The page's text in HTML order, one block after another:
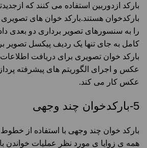
بارکد ازدوربین استفاده می کنند که
را به سنسورهای تصویر برداری دو بعدی
کامل به جای تنها یک ردیف پیکسل تصویر
بارکد خوان تصویری برای دریافت اطلاعات
عکس و اجرای الگوریتم های پیشرفته
عکس کار می کند.
5-بارکدخوان چند وجهی
بارکد خوان چند وجهی با استفاده از
همه ی زوایا ی مورد نظر عملیات خواندن